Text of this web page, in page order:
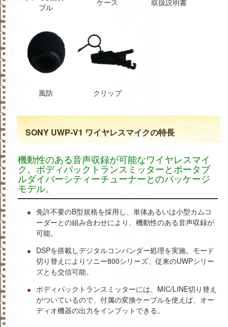
ブル
ケース 取扱説明書
風防 クリップ
SONY UWP-V1 ワイヤレスマイクの特長
機動性のある音声収録が可能なワイヤレスマイ
ク。ボディパックトランスミッターとポータブ
ルダイバーシティーチューナーとのパッケージ
モデル。
免許不要のB型規格を採用し、単体あるいは小型カムコ
ーダーとの組み合わせにより、機動性のある音声収録が
可能。
DSPを搭載しデジタルコンパンダー処理を実施。モード
切り替えによりソニー800シリーズ、従来のUWPシリー
ズとも交信可能。
ボディパックトランスミッターには、MIC/LINE切り替え
がついているので、付属の変換ケーブルを使えば、オー
ディオ機器の出力をインプットできる。